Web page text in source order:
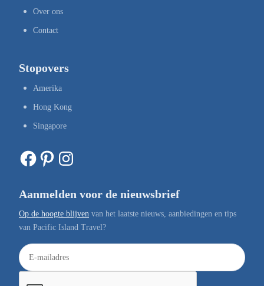
Over ons
Contact
Stopovers
Amerika
Hong Kong
Singapore
Facebook Pinterest Instagram
Aanmelden voor de nieuwsbrief
Op de hoogte blijven van het laatste nieuws, aanbiedingen en tips
van Pacific Island Travel?
E
-